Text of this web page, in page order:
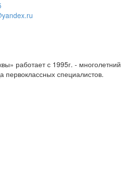
работает с 1995г. - многолетний
первоклассных специалистов.